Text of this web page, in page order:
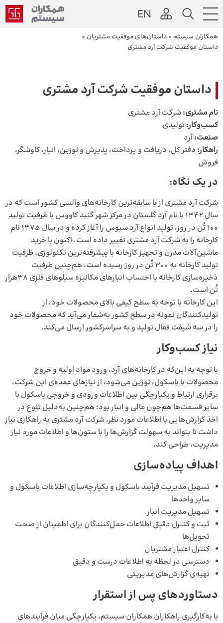
همکاران سیستم > داستان‌های موفقیت مشتریان >
داستان موفقیت شرکت آرد مشتری
داستان موفقیت شرکت آرد مشتری
نام مشتری:شرکت آرد مشتری
کسب‌وکار: تولیدی
صنعت:آرد
راهکار: دفتر کل، دریافت و پرداخت، پذیرش و توزین، انبار، کاوشگر،
فروش
در یک نگاه:
شرکت آرد مشتری از با سابقه‌ترین کارخانه‌های والسی کشور است که در
سال ۱۳۴۲ با نام آرد گلستان در مرکز شهر گنبد کاووس با ظرفیت تولید
۱۰۰ تُن در روز، تولید انواع آرد سبوس را آغاز کرده و در سال ۱۳۷۵ نام
کارخانه را به شرکت آرد مشتری تغییر داده است. اکنون با خرید
ماشین‌آلات مدرن و تجهیز کارخانه با پیشرفته‌ترین تکنولوژی، ظرفیت
تولید کارخانه به ۳۰۰ تُن در روز رسیده است. هم‌چنین ظرفیت
ذخیره‌‌سازی کارخانه با احتساب انبارهای مکانیزه سیلوهای فلزی ۳۸هزار
تُن است.
این کارخانه با توجه به سطح کیفی بالای محصولات خود، از
تولیدکنندگان نمونه در سطح کشور به‌شمار می‌آید که محصولات خود
را در سه شیفت فعال تولید و به سراسرکشور ارسال می‌کند.
نیاز کسب‌وکار
با توجه به این‌که در کارخانه‌های آرد، ورود مواد اولیه و خروج
محصولات با باسکول، توزین می‌شود، از نیازهای عمده‌ی این شرکت،
برقراری ارتباط و یکپارچگی بین اطلاعات ورودی و خروجی باسکول با
سایر قسمت‌ها هم‌چون مالی و انبار بود؛ هم‌چنین به‌دلیل تنوع در
اخذ گزارش‌هایی با اطلاعات مورد نظر، شرکت آرد مشتری به راهکاری نیاز
داشت تا بتواند به سهولت گزارش‌ها را با ستون‌ها و اطلاعات مورد نیاز
مدیریت، طراحی کند.
اهداف پیاده‌سازی
تسهیل مدیریت فرآیند باسکول و یکپارچه‌سازی اطلاعات باسکول و
سایر واحدها
تسهیل مدیریت انبار
ثبت و کنترل دقیق اطلاعات حمل‌کنندگان برای اطمینان از صحت
تحویل‌ها
کنترل اعتبار مشتریان
دسترسی در لحظه به اطلاعات درست و دقیق
تهیه‌ی گزارش‌های مدیریتی
دستاوردهای پس از استقرار
با به‌کارگیری راهکاران همکاران سیستم، یکپارچگی میان فرآیندهای